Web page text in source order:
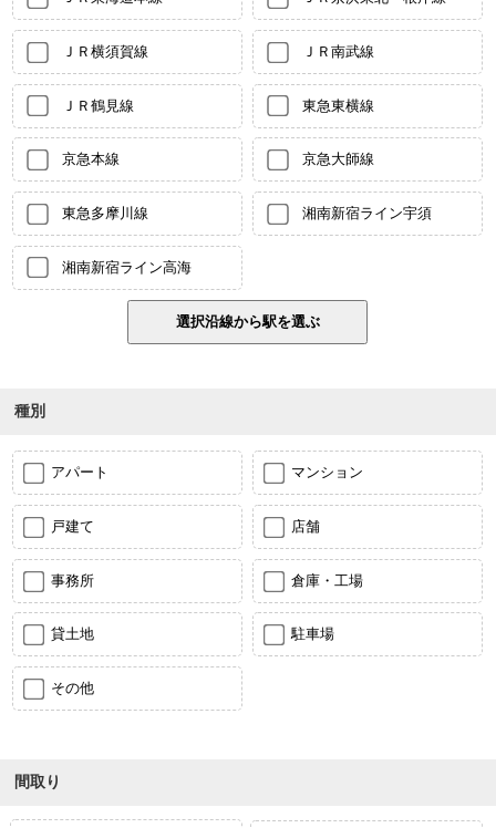
ＪＲ横須賀線 ＪＲ南武線
ＪＲ鶴見線 東急東横線
京急本線 京急大師線
東急多摩川線 湘南新宿ライン宇須
湘南新宿ライン高海
種別
アパート マンション
戸建て 店舗
事務所 倉庫・工場
貸土地 駐車場
その他
間取り